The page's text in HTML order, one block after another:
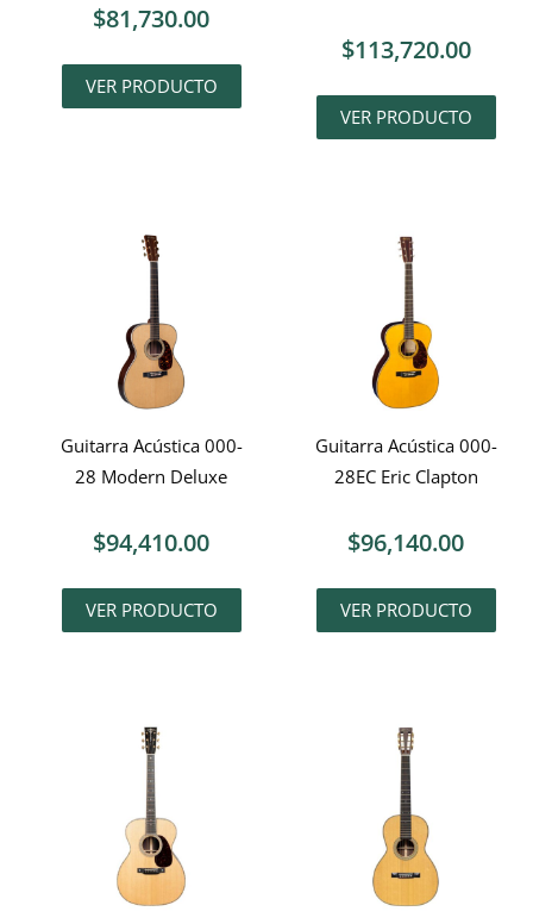
$81,730.00
VER PRODUCTO
$113,720.00
VER PRODUCTO
Guitarra Acústica 000-
28 Modern Deluxe
$94,410.00
VER PRODUCTO
Guitarra Acústica 000-
28EC Eric Clapton
$96,140.00
VER PRODUCTO